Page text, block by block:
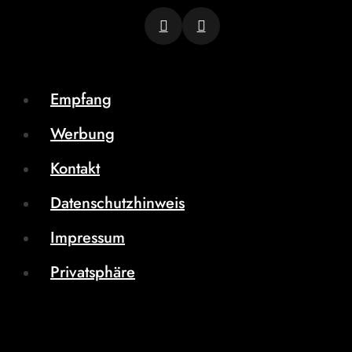
Empfang
Werbung
Kontakt
Datenschutzhinweis
Impressum
Privatsphäre